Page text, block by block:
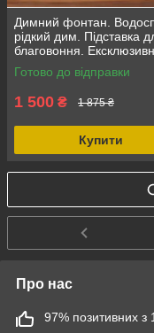
Димний фонтан.
рідкий дим. Підставка
благовоння.
підставка для пахощів
«Гірська ідилія
Готово до відправки
1 500 ₴ 1 875 ₴
Купити
Про нас
97% позитивних з